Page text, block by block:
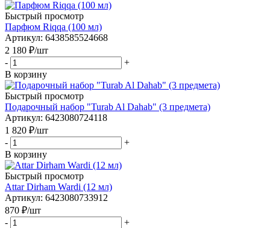
Быстрый просмотр
Парфюм Riqqa (100 мл)
Артикул: 6438585524668
2 180 ₽/шт
-
+
В корзину
Быстрый просмотр
Подарочный набор "Turab Al Dahab" (3 предмета)
Артикул: 6423080724118
1 820 ₽/шт
-
+
В корзину
Быстрый просмотр
Attar Dirham Wardi (12 мл)
Артикул: 6423080733912
870 ₽/шт
-
+